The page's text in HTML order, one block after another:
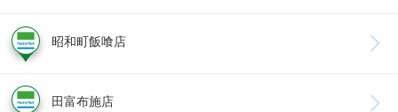
昭和町飯喰店
田富布施店